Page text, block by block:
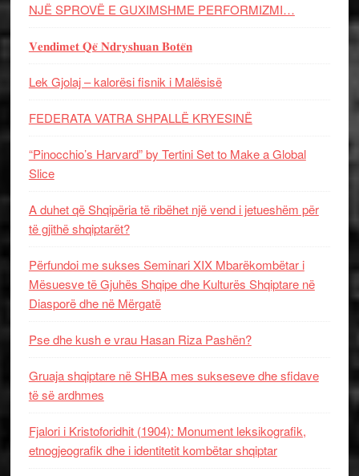
NJË SPROVË E GUXIMSHME PERFORMIZMI…
𝐕𝐞𝐧𝐝𝐢𝐦𝐞𝐭 𝐐𝐞̈ 𝐍𝐝𝐫𝐲𝐬𝐡𝐮𝐚𝐧 𝐁𝐨𝐭𝐞̈𝐧
Lek Gjolaj – kalorësi fisnik i Malësisë
FEDERATA VATRA SHPALLË KRYESINË
“Pinocchio’s Harvard” by Tertini Set to Make a Global
Slice
A duhet që Shqipëria të ribëhet një vend i jetueshëm për
të gjithë shqiptarët?
Përfundoi me sukses Seminari XIX Mbarëkombëtar i
Mësuesve të Gjuhës Shqipe dhe Kulturës Shqiptare në
Diasporë dhe në Mërgatë
Pse dhe kush e vrau Hasan Riza Pashën?
Gruaja shqiptare në SHBA mes sukseseve dhe sfidave
të së ardhmes
Fjalori i Kristoforidhit (1904): Monument leksikografik,
etnogjeografik dhe i identitetit kombëtar shqiptar